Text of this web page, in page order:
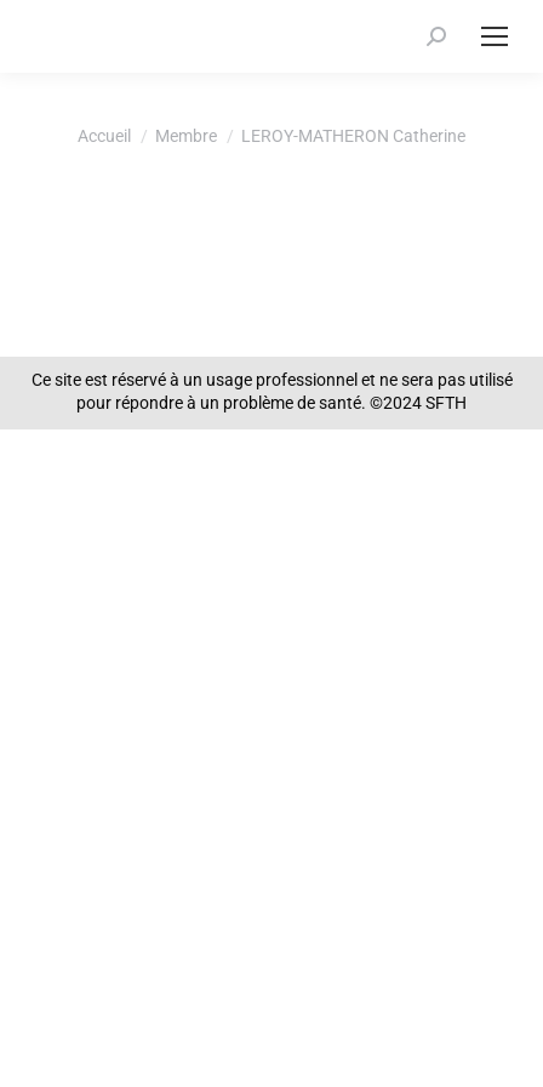
Recherche
Vous êtes ici :
Accueil Membre LEROY-MATHERON Catherine
Ce site est réservé à un usage professionnel et ne sera pas utilisé
pour répondre à un problème de santé. ©2024 SFTH